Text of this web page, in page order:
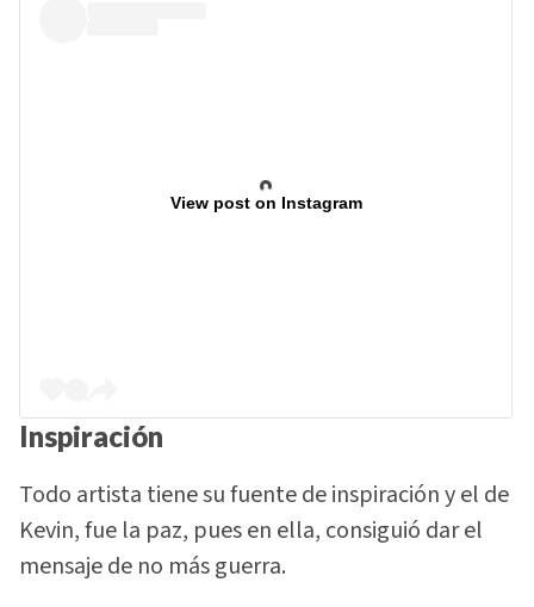
View post on Instagram
Inspiración
Todo artista tiene su fuente de inspiración y el de
Kevin, fue la paz, pues en ella, consiguió dar el
mensaje de no más guerra.